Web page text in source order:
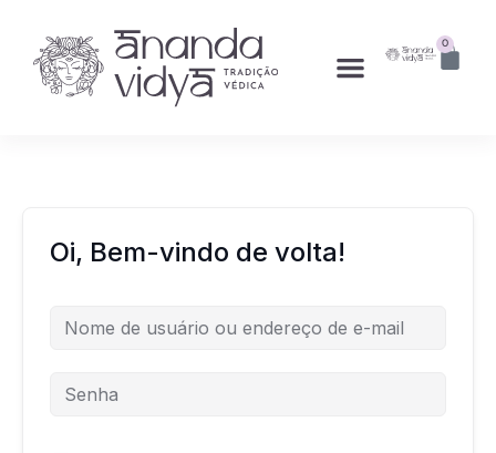
0
Oi, Bem-vindo de volta!